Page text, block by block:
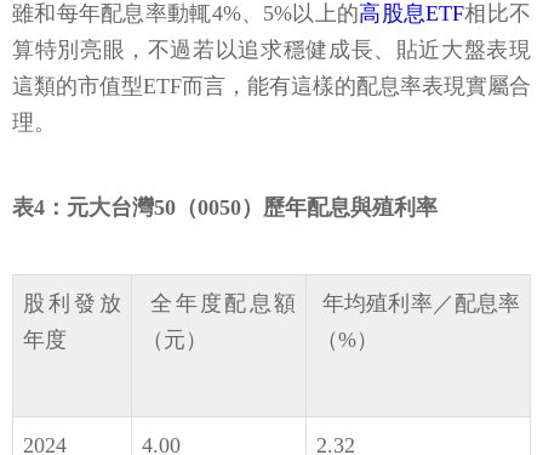
雖和每年配息率動輒4%、5%以上的高股息ETF相比不
算特別亮眼，不過若以追求穩健成長、貼近大盤表現
這類的市值型ETF而言，能有這樣的配息率表現實屬合
理。
表4：元大台灣50（0050）歷年配息與殖利率
股利發放
年度
全年度配息額
（元）
年均殖利率／配息率
（%）
2024 4.00 2.32